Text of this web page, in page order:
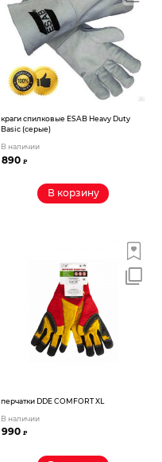
краги спилковые ESAB Heavy Duty
Basic (серые)
В наличии
890₽
В корзину
перчатки DDE COMFORT XL
В наличии
990₽